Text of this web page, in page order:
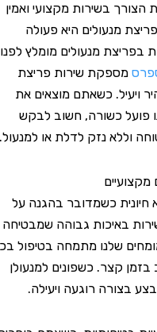
בשירות מקצועי ואמין
היא פעולה
מנעולים מומלץ לפנות
שירות פריצת
כשאתם מוצאים את
כשורה, חשוב לבקש
נזק לדלת או למנעול.
כשמדובר בהגנה על
גבוהה שמבטיחה
שלנו מתמחה בטיפול בכל
קצר. כשפונים למנעולן
רוגעה ויעילה.